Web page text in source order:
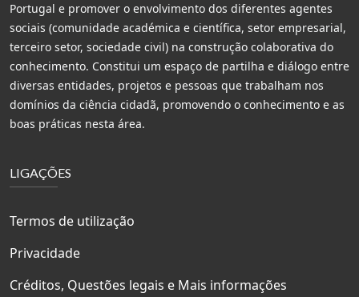
Portugal e promover o envolvimento dos diferentes agentes
sociais (comunidade académica e científica, setor empresarial,
terceiro setor, sociedade civil) na construção colaborativa do
conhecimento. Constitui um espaço de partilha e diálogo entre
diversas entidades, projetos e pessoas que trabalham nos
domínios da ciência cidadã, promovendo o conhecimento e as
boas práticas nesta área.
LIGAÇÕES
Termos de utilização
Privacidade
Créditos, Questões legais e Mais informações